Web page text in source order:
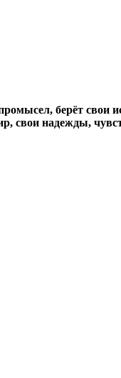
берёт свои
свои надежды,